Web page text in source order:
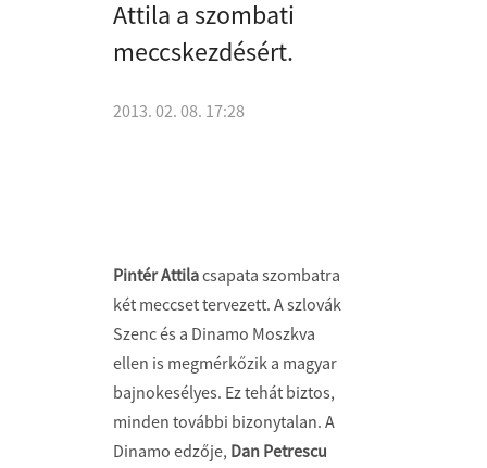
Attila a szombati
meccskezdésért.
2013. 02. 08. 17:28
Pintér Attilacsapata szombatra
két meccset tervezett. A szlovák
Szenc és a Dinamo Moszkva
ellen is megmérkőzik a magyar
bajnokesélyes. Ez tehát biztos,
minden további bizonytalan. A
Dinamo edzője, Dan Petrescu